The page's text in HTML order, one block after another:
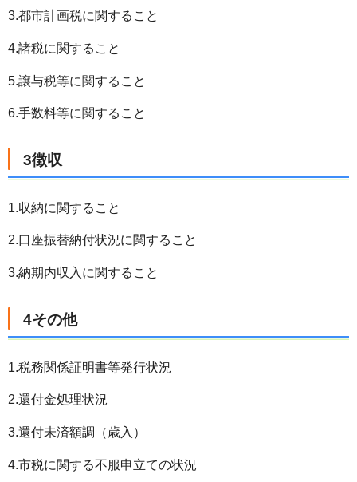
3.都市計画税に関すること
4.諸税に関すること
5.譲与税等に関すること
6.手数料等に関すること
3徴収
1.収納に関すること
2.口座振替納付状況に関すること
3.納期内収入に関すること
4その他
1.税務関係証明書等発行状況
2.還付金処理状況
3.還付未済額調（歳入）
4.市税に関する不服申立ての状況